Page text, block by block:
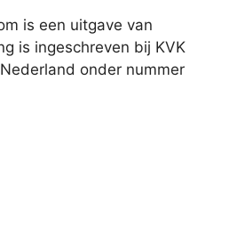
is een uitgave van
is ingeschreven bij KVK
onder nummer